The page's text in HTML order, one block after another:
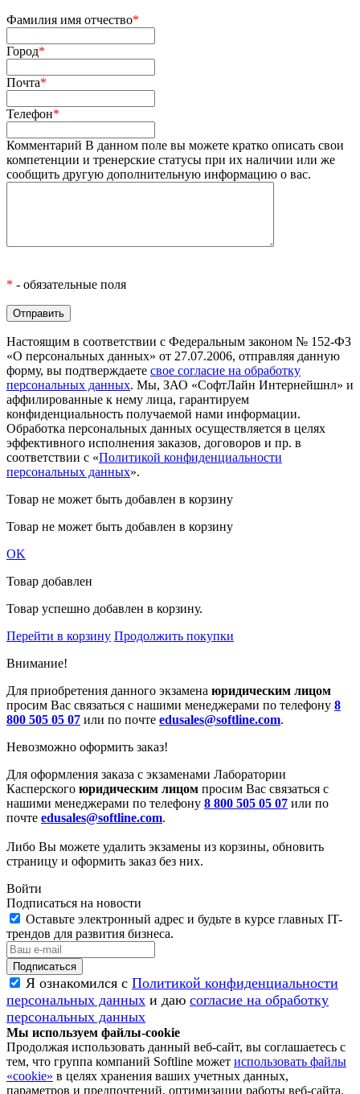
Фамилия имя отчество*
Город*
Почта*
Телефон*
Комментарий В данном поле вы можете кратко описать свои
компетенции и тренерские статусы при их наличии или же
сообщить другую дополнительную информацию о вас.
* - обязательные поля
Настоящим в соответствии с Федеральным законом № 152-ФЗ
«О персональных данных» от 27.07.2006, отправляя данную
форму, вы подтверждаете свое согласие на обработку
персональных данных. Мы, ЗАО «СофтЛайн Интернейшнл» и
аффилированные к нему лица, гарантируем
конфиденциальность получаемой нами информации.
Обработка персональных данных осуществляется в целях
эффективного исполнения заказов, договоров и пр. в
соответствии с «Политикой конфиденциальности
персональных данных».
Товар не может быть добавлен в корзину
Товар не может быть добавлен в корзину
OK
Товар добавлен
Товар успешно добавлен в корзину.
Перейти в корзину Продолжить покупки
Внимание!
Для приобретения данного экзамена юридическим лицом
просим Вас связаться с нашими менеджерами по телефону 8
800 505 05 07 или по почте edusales@softline.com.
Невозможно оформить заказ!
Для оформления заказа с экзаменами Лаборатории
Касперского юридическим лицом просим Вас связаться с
нашими менеджерами по телефону 8 800 505 05 07 или по
почте edusales@softline.com.
Либо Вы можете удалить экзамены из корзины, обновить
страницу и оформить заказ без них.
Войти
Подписаться на новости
Оставьте электронный адрес и будьте в курсе главных IT-
трендов для развития бизнеса.
Я ознакомился с Политикой конфиденциальности
персональных данных и даю согласие на обработку
персональных данных
Мы используем файлы-cookie
Продолжая использовать данный веб-сайт, вы соглашаетесь с
тем, что группа компаний Softline может использовать файлы
«cookie» в целях хранения ваших учетных данных,
параметров и предпочтений, оптимизации работы веб-сайта.